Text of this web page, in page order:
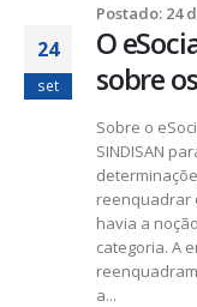
Postado: 24
24
set
O
sobre
Sobre o
SINDISAN
reenquadrar
havia a
categoria. A
a...